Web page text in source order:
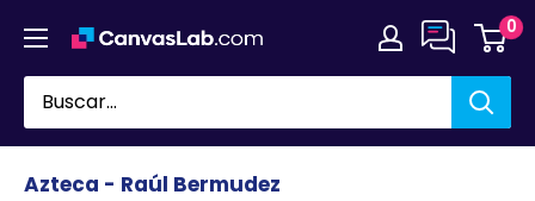
directamente
contenido
0
Azteca - Raúl Bermudez